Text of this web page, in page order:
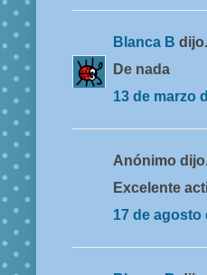
Blanca B
De nada
13 de marzo
Anónimo
Excelente
17 de agosto